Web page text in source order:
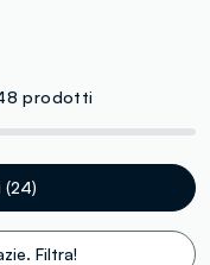
prodotti
Filtra!